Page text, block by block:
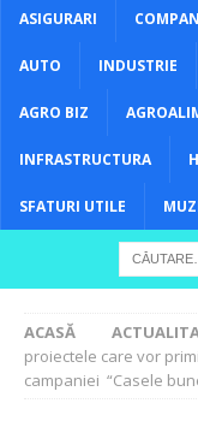
ASIGURARI
AUTO INDUSTRIE
AGRO BIZ
INFRASTRUCTURA
SFATURI UTILE
ACASĂ
proiectele care vor
campaniei “Casele